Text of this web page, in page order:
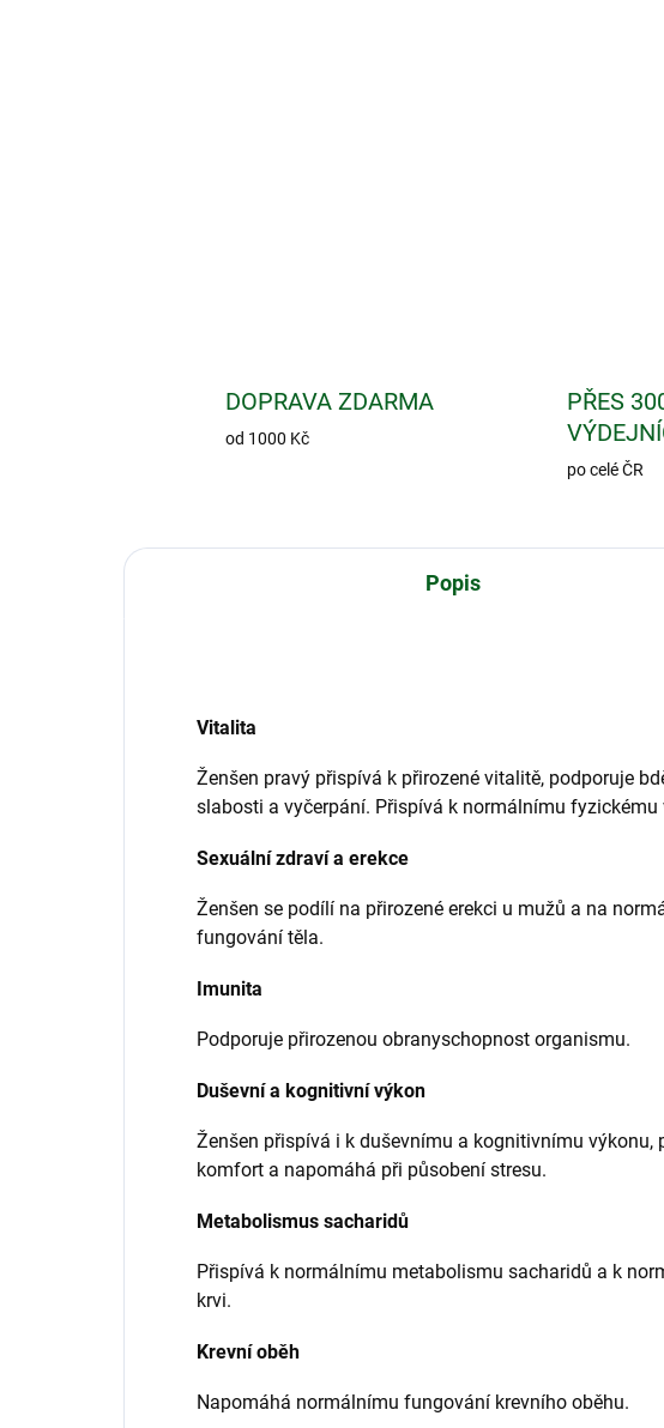
DOPRAVA ZDARMA
od 1000 Kč
PŘES
po celé ČR
Popis
Vitalita
Ženšen pravý přispívá k přirozené vitalitě, podporuje
slabosti a vyčerpání. Přispívá k normálnímu fyzickému
Sexuální zdraví a erekce
Ženšen se podílí na přirozené erekci u mužů a na
fungování těla.
Imunita
Podporuje přirozenou obranyschopnost organismu.
Duševní a kognitivní výkon
Ženšen přispívá i k duševnímu a kognitivnímu výkonu,
komfort a napomáhá při působení stresu.
Metabolismus sacharidů
Přispívá k normálnímu metabolismu sacharidů a k
krvi.
Krevní oběh
Napomáhá normálnímu fungování krevního oběhu.